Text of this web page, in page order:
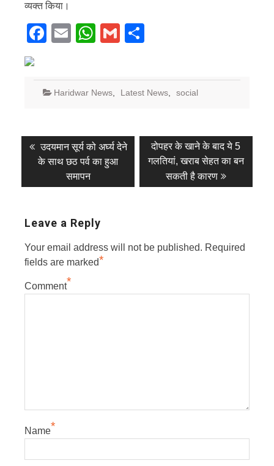
व्यक्त किया।
Facebook
EmailWhatsApp
Gmail
Haridwar News Latest News social
Post
navigation
Previous
post:
उदयमान सूर्य को अर्घ्य देने
के साथ छठ पर्व का हुआ
समापन
Next
post:
दोपहर के खाने के बाद ये 5
गलतियां, खराब सेहत का बन
सकती है कारण
Leave a Reply
Your email address will not be published. Required
fields are marked*
Comment*
Name*